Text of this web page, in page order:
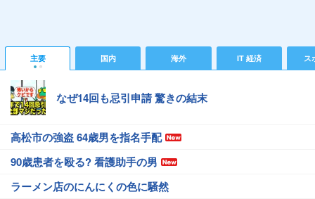
主要 国内 海外 IT 経済 ス
なぜ14回も忌引申請 驚きの結末
高松市の強盗 64歳男を指名手配
90歳患者を殴る? 看護助手の男
ラーメン店のにんにくの色に騒然